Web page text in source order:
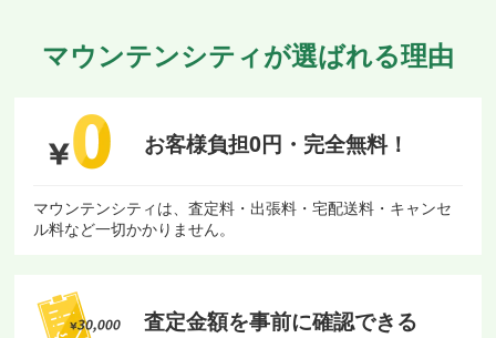
マウンテンシティが選ばれる理由
お客様負担0円・ 完全無料！
マウンテンシティは、査定料・出張料・宅配送料・キャンセ
ル料など一切かかりません。
査定金額を事前に確認できる